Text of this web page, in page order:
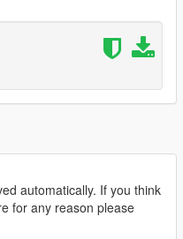
automatically. If you think
for any reason please